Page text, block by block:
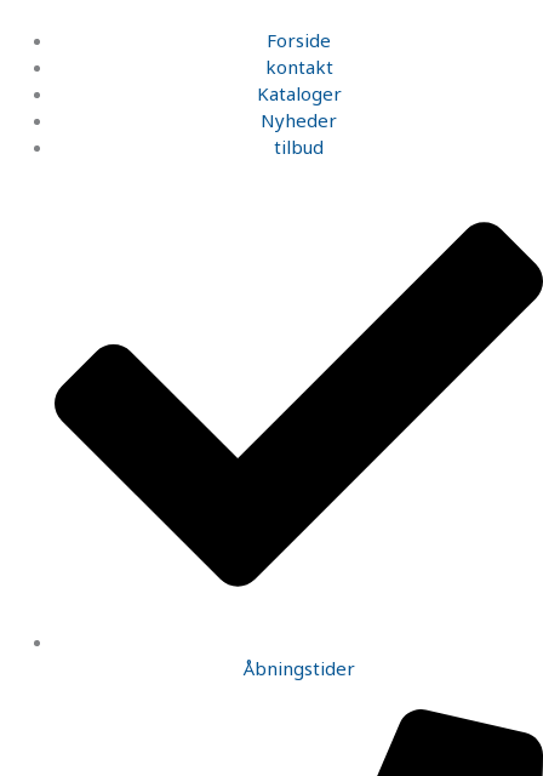
indholdet
Forside
kontakt
Kataloger
Nyheder
tilbud
Åbningstider